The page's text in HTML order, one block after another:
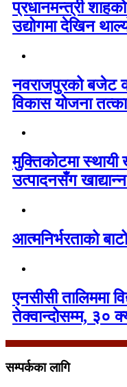
प्रधानमन्त्री
उद्योगमा देखिन
नवराजपुरको बजेट
विकास योजना
मुक्तिकोटमा स्थायी
उत्पादनसँग
आत्मनिर्भरताको
एनसीसी तालिममा
तेक्वान्दोसम्म, ३०
सम्पर्कका लागि